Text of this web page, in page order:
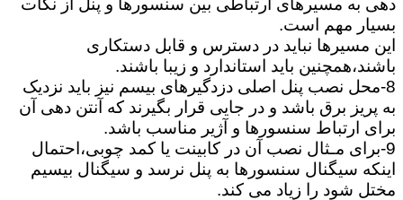
دهی به مسیرهای ارتباطی بین سنسورها و پنل از نکات
بسیار مهم است.
این مسیرها نباید در دسترس و قابل دستکاری
باشند،همچنین باید استاندارد و زیبا باشند.
8-محل نصب پنل اصلی دزدگیرهای بیسم نیز باید نزدیک
به پریز برق باشد و در جایی قرار بگیرند که آنتن دهی آن
برای ارتباط سنسورها و آژیر مناسب باشد.
9-برای مـثال نصب آن در کابینت یا کمد چوبی،احتمال
اینکه سیگنال سنسورها به پنل نرسد و سیگنال بیسیم
مختل شود را زیاد می کند.